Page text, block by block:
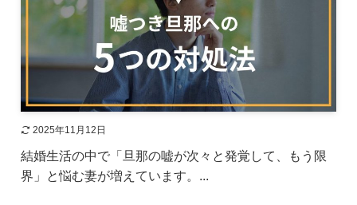
2025年11月12日
結婚生活の中で「旦那の嘘が次々と発覚して、もう限
界」と悩む妻が増えています。...